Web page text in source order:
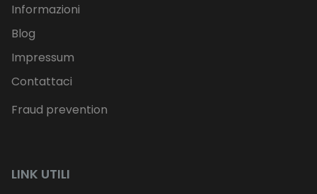
Informazioni
Blog
Impressum
Contattaci
Fraud prevention
LINK UTILI